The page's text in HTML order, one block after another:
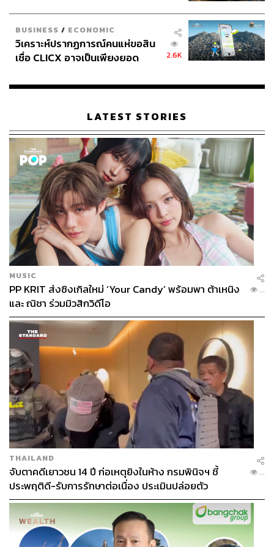
BUSINESS / ECONOMIC
วิเคราะห์ปรากฏการณ์คนแห่ขอสิน
เชื่อ CLICX อาจเป็นเพียงยอด
เรือนไทยที่ถูกซุกไว้
2.6K
LATEST STORIES
MUSIC
PP KRIT ส่งซิงเกิลใหม่ ‘Your Candy’ พร้อมพา ต้าเหนิง
และ ณิชา ร่วมมิวสิกวิดีโอ
...
THAILAND
จับตาคดีเยาวชน 14 ปี ก่อเหตุยิงในห้าง กรมพินิจฯ ชี้
ประพฤติดี-รับการรักษาต่อเนื่อง ประเมินปล่อยตัว
...